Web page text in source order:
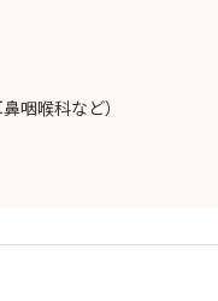
咽喉科など）